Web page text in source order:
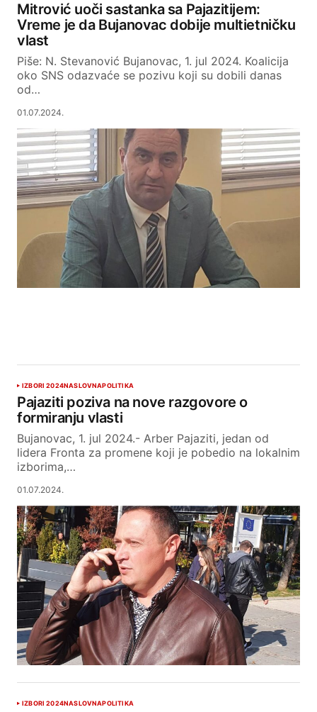
Mitrović uoči sastanka sa Pajazitijem:
Vreme je da Bujanovac dobije multietničku
vlast
Piše: N. Stevanović Bujanovac, 1. jul 2024. Koalicija
oko SNS odazvaće se pozivu koji su dobili danas
od…
01.07.2024.
IZBORI 2024NASLOVNAPOLITIKA
Pajaziti poziva na nove razgovore o
formiranju vlasti
Bujanovac, 1. jul 2024.- Arber Pajaziti, jedan od
lidera Fronta za promene koji je pobedio na lokalnim
izborima,…
01.07.2024.
IZBORI 2024NASLOVNAPOLITIKA